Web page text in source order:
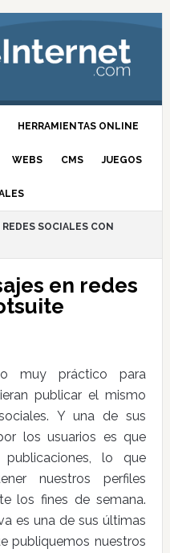
HERRAMIENTAS ONLINE
WEBS CMS JUEGOS
SOCIALES CON
en redes
muy práctico para
publicar el mismo
Y una de sus
los usuarios es que
lo que
nuestros perfiles
los fines de semana.
es una de sus últimas
publiquemos nuestros